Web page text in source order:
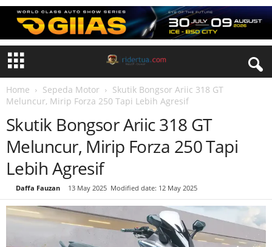
Home Sepeda Motor
Skutik Bongsor Ariic 318 GT
Meluncur, Mirip Forza 250 Tapi Lebih Agresif
Skutik Bongsor Ariic 318 GT
Meluncur, Mirip Forza 250 Tapi
Lebih Agresif
Daffa Fauzan 13 May 2025 Modified date: 12 May 2025